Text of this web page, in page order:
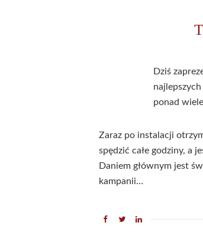
Dziś
ponad
Zaraz po instalacji
spędzić całe godziny, a
Daniem głównym jest
kampanii…